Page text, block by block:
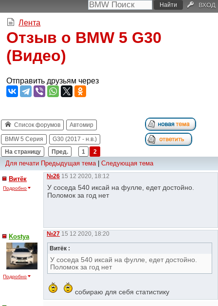
ВХОД
Лента
Отзыв о BMW 5 G30
(Видео)
Отправить друзьям через
Список форумов Автомир
BMW 5 Серия
G30 (2017 - н.в.)
На страницу
Пред. 1 2
Для печати Предыдущая тема| Следующая тема
Витёк
Подробно
№26 15 12 2020, 18:12
У соседа 540 иксай на фулле, едет достойно.
Поломок за год нет
Kostya
Подробно
№27 15 12 2020, 18:20
Витёк :
У соседа 540 иксай на фулле, едет достойно.
Поломок за год нет
собираю для себя статистику